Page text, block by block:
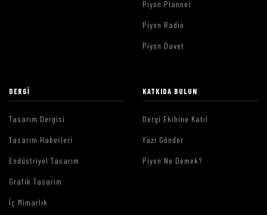
Piyon Planner
Piyon Radio
Piyon Davet
DERGI
Tasarım Dergisi
Tasarım Haberleri
Endüstriyel Tasarım
Grafik Tasarım
İç Mimarlık
KATKIDA BULUN
Dergi Ekibine Katıl
Yazı Gönder
Piyon Ne Demek?